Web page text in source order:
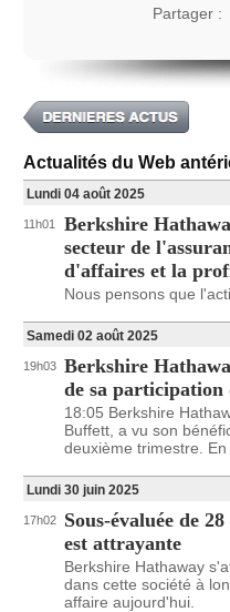
Partager :
Actualités du Web
Lundi 04 août 2025
11h01
Berkshire
secteur de
d'affaires et la
Nous pensons que
Samedi 02 août 2025
19h03 Berkshire
de sa
18:05 Berkshire
Buffett, a vu son
deuxième trimestre. En
Lundi 30 juin 2025
17h02
Sous-évaluée de
est attrayante
Berkshire Hathaway
dans cette société à
affaire aujourd'hui.